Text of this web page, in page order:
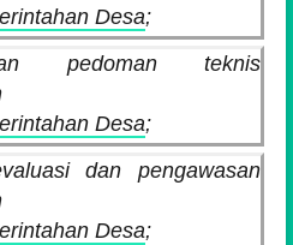
Desa;
pedoman teknis
Desa;
dan pengawasan
Desa;